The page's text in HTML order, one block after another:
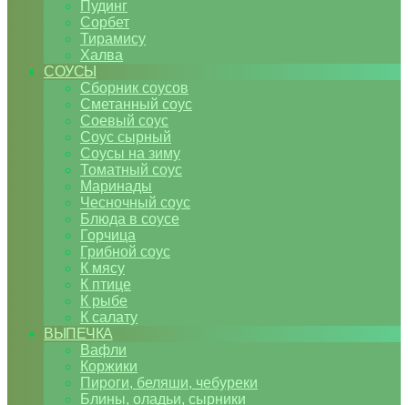
Пудинг
Сорбет
Тирамису
Халва
СОУСЫ
Сборник соусов
Сметанный соус
Соевый соус
Соус сырный
Соусы на зиму
Томатный соус
Маринады
Чесночный соус
Блюда в соусе
Горчица
Грибной соус
К мясу
К птице
К рыбе
К салату
ВЫПЕЧКА
Вафли
Коржики
Пироги, беляши, чебуреки
Блины, оладьи, сырники